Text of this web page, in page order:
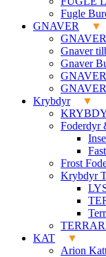
Fugle
GNAVER
Gnaver
Gnaver
Krybdyr
Foderdyr
Frost
Krybdyr
KAT
Arion